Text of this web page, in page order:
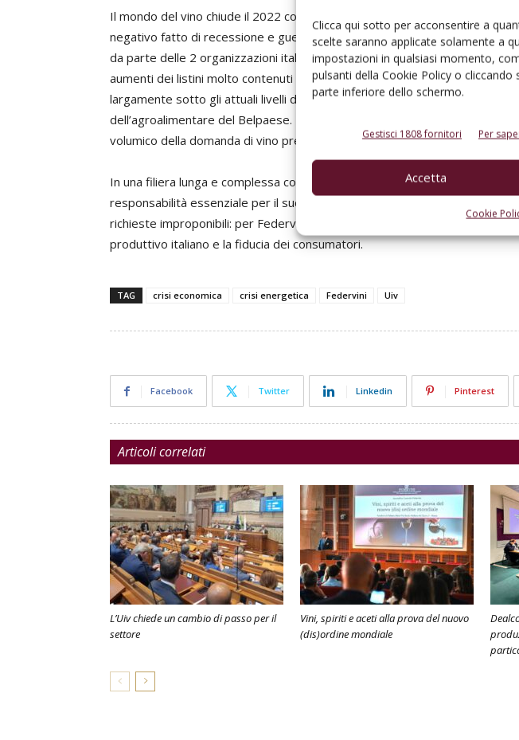
Clicca qui sotto per acconsentire a
scelte saranno applicate solamente a
impostazioni in qualsiasi momento,
pulsanti della Cookie Policy o
parte inferiore dello schermo.
Gestisci 1808 fornitori Per
Accetta
Cookie
Il mondo del vino chiude il 2022 con più ombre che luci e con un 2023 che
negativo fatto di recessione e guerra, oltremodo peggiorare. Secondo
da parte delle 2 organizzazioni italiane del settore, nel corso del 2022 il
aumenti dei listini molto contenuti nella grande distribuzione (non oltre il
largamente sotto gli attuali livelli di inflazione e molto inferiori rispetto a
dell’agroalimentare del Belpaese. Un deficit, questo, a cui si aggiunge il
volumico della domanda di vino presso la grande distribuzione nei primi 11
In una filiera lunga e complessa come quella vitivinicola, ogni sua parte ha
responsabilità essenziale per il successo del comparto. Fughe solitarie in
richieste improponibili: per Federvini e Uiv sono tutti elementi che mettono
produttivo italiano e la fiducia dei consumatori.
TAG crisi economica crisi energetica Federvini Uiv
Facebook Twitter Linkedin Pinterest
Articoli correlati
L’Uiv chiede un cambio di passo per il
settore
Vini, spiriti e aceti alla prova del nuovo
(dis)ordine mondiale